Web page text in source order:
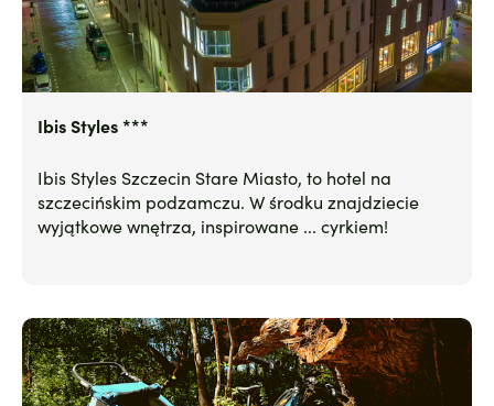
Ibis Styles ***
Ibis Styles Szczecin Stare Miasto, to hotel na
szczecińskim podzamczu. W środku znajdziecie
wyjątkowe wnętrza, inspirowane ... cyrkiem!